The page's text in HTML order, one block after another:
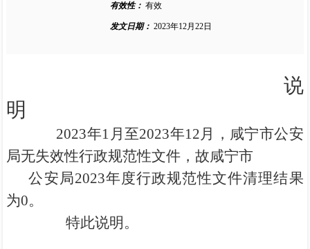
有效性： 有效
发文日期： 2023年12月22日
说
明
2023年1月至2023年12月，咸宁市公安
局无失效性行政规范性文件，故咸宁市
公安局2023年度行政规范性文件清理结果
为0。
特此说明。